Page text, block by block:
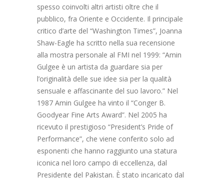
spesso coinvolti altri artisti oltre che il
pubblico, fra Oriente e Occidente. Il principale
critico d’arte del “Washington Times”, Joanna
Shaw-Eagle ha scritto nella sua recensione
alla mostra personale al FMI nel 1999: “Amin
Gulgee è un artista da guardare sia per
l’originalità delle sue idee sia per la qualità
sensuale e affascinante del suo lavoro.” Nel
1987 Amin Gulgee ha vinto il “Conger B.
Goodyear Fine Arts Award”. Nel 2005 ha
ricevuto il prestigioso “President’s Pride of
Performance”, che viene conferito solo ad
esponenti che hanno raggiunto una statura
iconica nel loro campo di eccellenza, dal
Presidente del Pakistan. È stato incaricato dal